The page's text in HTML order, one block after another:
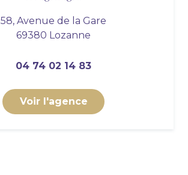
58, Avenue de la Gare
69380 Lozanne
04 74 02 14 83
Voir l'agence